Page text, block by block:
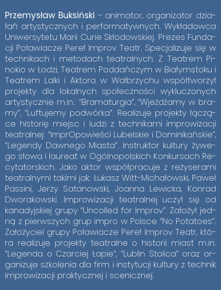
Prze­my­sław Buk­siń­ski - ani­ma­tor, or­ga­ni­za­tor dzia­
łań ar­ty­stycz­nych i per­for­ma­tyw­nych. Wy­kła­dow­ca
Uni­wer­sy­te­tu Ma­rii Cu­rie Skło­dow­skiej. Pre­zes Fun­da­
cji Po­ła­wia­cze Pe­reł Im­prov Te­atr. Spe­cja­li­zu­je się w
tech­ni­kach i me­to­dach te­atral­nych. Z Te­atrem Pi­
no­kio w Ło­dzi, Te­atrem Pod­dań­czym w Bia­łym­sto­ku i
Te­atrem Lal­ki i Ak­to­ra w Wał­brzy­chu współ­two­rzył
pro­jek­ty dla lo­kal­nych spo­łecz­no­ści wy­klu­czo­nych
ar­ty­stycz­nie m.in.: “Bra­ma­tur­gia”, “Wjeż­dża­my w bra­
my”, “Lu­ftu­je­my po­dwór­ka”. Re­ali­zu­je pro­jek­ty łą­czą­
ce hi­sto­rię miejsc i lu­dzi z tech­ni­ka­mi im­pro­wi­za­cji
te­atral­nej: “Im­prO­po­wie­ści Lu­bel­skie i Do­mi­ni­kań­skie”,
“Le­gen­dy Daw­ne­go Mia­sta”. In­struk­tor kul­tu­ry ży­we­
go sło­wa i lau­re­at w Ogól­no­pol­skich Kon­kur­sach Re­
cy­ta­tor­skich. Jako ak­tor współ­pra­cu­je z re­ży­se­ra­mi
te­atral­ny­mi ta­ki­mi jak: Łu­kasz Witt-Mi­cha­łow­ski, Pa­weł
Pas­si­ni, Je­rzy Sa­ta­now­ski, Jo­an­na Le­wic­ka, Kon­rad
Dwo­ra­kow­ski. Im­pro­wi­za­cji te­atral­nej uczył się od
ka­na­dyj­skiej gru­py “Un­col­led for Im­prov”. Za­ło­żył jed­
ną z pierw­szych grup im­pro w Pol­sce “No Po­ta­to­es”.
Za­ło­ży­ciel gru­py Po­ła­wia­cze Pe­reł Im­prov Te­atr, któ­
ra re­ali­zu­je pro­jek­ty te­atral­ne o hi­sto­rii miast m.in.
“Le­gen­da o Czar­ciej Ła­pie”, “Lu­blin Sto­li­ca” oraz or­
ga­ni­zu­je szko­le­nia dla firm i in­sty­tu­cji kul­tu­ry z tech­nik
im­pro­wi­za­cji prak­tycz­nej i sce­nicz­nej.